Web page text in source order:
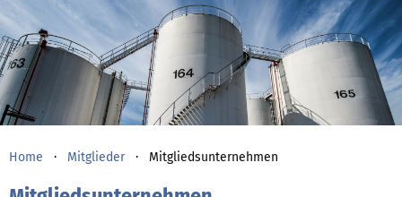
Home Mitglieder Mitgliedsunternehmen